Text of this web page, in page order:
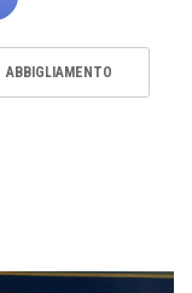
ABBIGLIAMENTO